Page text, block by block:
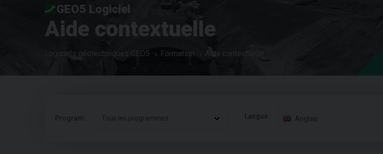
GEO5 Logiciel
Aide contextuelle
Logiciels géotechniques GEO5 Formation Aide contextuelle
Program: Tous les programmes Langue: Anglais